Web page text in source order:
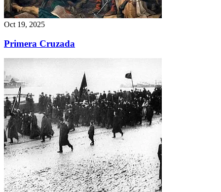
Oct 19, 2025
Primera Cruzada